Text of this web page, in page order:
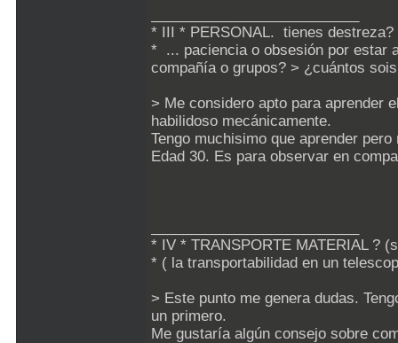
* III * PERSONAL. tienes
* ... paciencia o obsesión por estar
compañía o grupos? > ¿cuántos
> Me considero apto para aprender
habilidoso mecánicamente.
Tengo muchisimo que aprender
Edad 30. Es para observar en
* IV * TRANSPORTE MATERIAL ?
* ( la transportabilidad en un
> Este punto me genera dudas.
un primero.
Me gustaría algún consejo sobre